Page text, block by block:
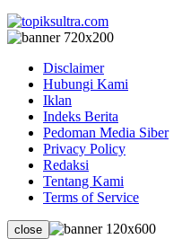
Disclaimer
Hubungi Kami
Iklan
Indeks Berita
Pedoman Media Siber
Privacy Policy
Redaksi
Tentang Kami
Terms of Service
close